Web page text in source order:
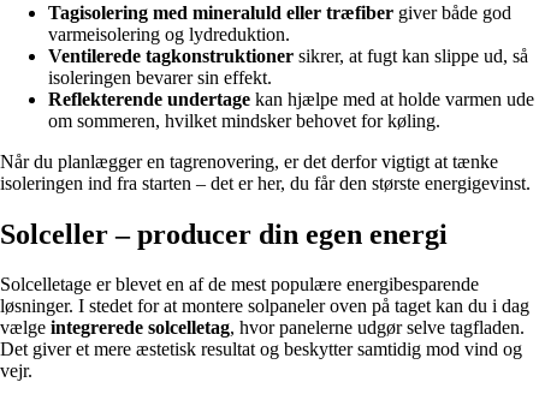
Tagisolering med mineraluld eller træfiber giver både god
varmeisolering og lydreduktion.
Ventilerede tagkonstruktioner sikrer, at fugt kan slippe ud, så
isoleringen bevarer sin effekt.
Reflekterende undertage kan hjælpe med at holde varmen ude
om sommeren, hvilket mindsker behovet for køling.
Når du planlægger en tagrenovering, er det derfor vigtigt at tænke
isoleringen ind fra starten – det er her, du får den største energigevinst.
Solceller – producer din egen energi
Solcelletage er blevet en af de mest populære energibesparende
løsninger. I stedet for at montere solpaneler oven på taget kan du i dag
vælge integrerede solcelletag, hvor panelerne udgør selve tagfladen.
Det giver et mere æstetisk resultat og beskytter samtidig mod vind og
vejr.